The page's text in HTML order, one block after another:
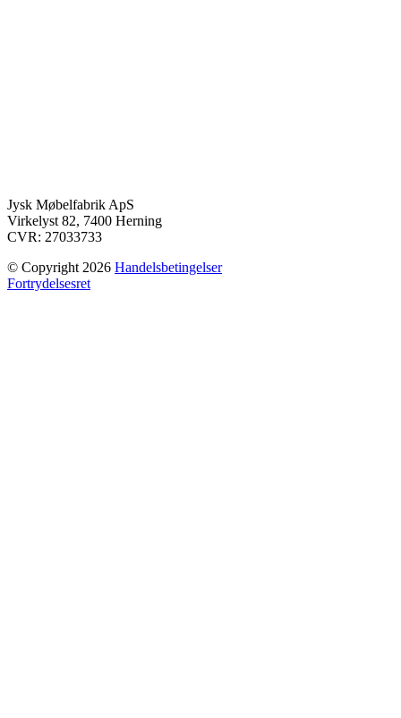
Jysk Møbelfabrik ApS
Virkelyst 82, 7400 Herning
CVR: 27033733
© Copyright 2026 Handelsbetingelser
Fortrydelsesret